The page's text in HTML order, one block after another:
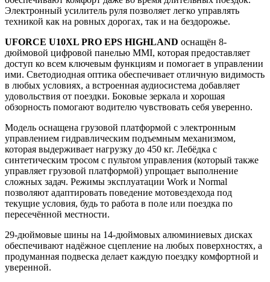
Электронный усилитель руля позволяет легко управлять
техникой как на ровных дорогах, так и на бездорожье.
UFORCE U10XL PRO EPS HIGHLAND оснащён 8-
дюймовой цифровой панелью MMI, которая предоставляет
доступ ко всем ключевым функциям и помогает в управлении
ими. Светодиодная оптика обеспечивает отличную видимость
в любых условиях, а встроенная аудиосистема добавляет
удовольствия от поездки. Боковые зеркала и хорошая
обзорность помогают водителю чувствовать себя уверенно.
Модель оснащена грузовой платформой с электронным
управлением гидравлическим подъемным механизмом,
которая выдерживает нагрузку до 450 кг. Лебёдка с
синтетическим тросом с пультом управления (который также
управляет грузовой платформой) упрощает выполнение
сложных задач. Режимы эксплуатации Work и Normal
позволяют адаптировать поведение мотовездехода под
текущие условия, будь то работа в поле или поездка по
пересечённой местности.
29-дюймовые шины на 14-дюймовых алюминиевых дисках
обеспечивают надёжное сцепление на любых поверхностях, а
продуманная подвеска делает каждую поездку комфортной и
уверенной.